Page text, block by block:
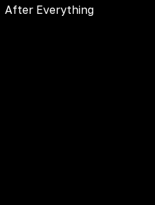
After Everything